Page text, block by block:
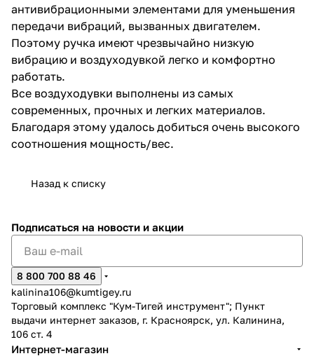
антивибрационными элементами для уменьшения
передачи вибраций, вызванных двигателем.
Поэтому ручка имеют чрезвычайно низкую
вибрацию и воздуходувкой легко и комфортно
работать.
Все воздуходувки выполнены из самых
современных, прочных и легких материалов.
Благодаря этому удалось добиться очень высокого
соотношения мощность/вес.
Назад к списку
Подписаться на новости и акции
8 800 700 88 46
kalinina106@kumtigey.ru
Торговый комплекс "Кум-Тигей инструмент"; Пункт
выдачи интернет заказов, г. Красноярск, ул. Калинина,
106 ст. 4
Интернет-магазин
раз в 2 недели